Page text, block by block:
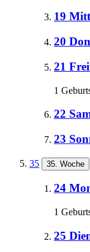
19
20
21
1
22
23
35 35. Woche
24
1
25